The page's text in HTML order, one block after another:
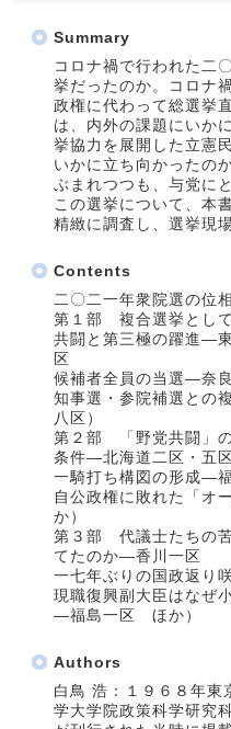
Summary
コロナ禍で行われた二
挙だったのか。コロナ
政権に代わって総選挙
は、内外の課題にいか
挙協力を展開した立憲
いかに立ち向かったの
ぶまれつつも、与党に
この選挙について、本
精緻に調査し、選挙現
Contents
二〇二一年衆院選の位相
第１部 複合選挙とし
共闘と第三極の躍進―
区
候補者全員の当選―奈
知事選・参院補選との
八区）
第２部 「野党共闘」
条件―北海道二区・五
一騎打ち構図の形成―
自公政権に敗れた「
か）
第３部 代議士たちの
てたのか―香川一区
一七年ぶりの国政返り
現職復興副大臣はなぜ
―福島一区 ほか）
Authors
白鳥 浩：１９６８年東
学大学院政策科学研究